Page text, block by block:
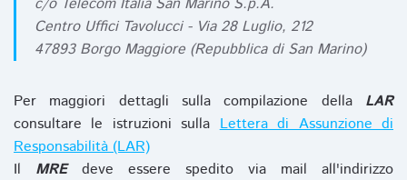
Centro Uffici Tavolucci - Via 28 Luglio, 212
47893 Borgo Maggiore (Repubblica di San Marino)
Per maggiori dettagli sulla compilazione della LAR
consultare le istruzioni sullaLettera di Assunzione di
Responsabilità (LAR)
Il MREdeve essere spedito via mail all'indirizzo